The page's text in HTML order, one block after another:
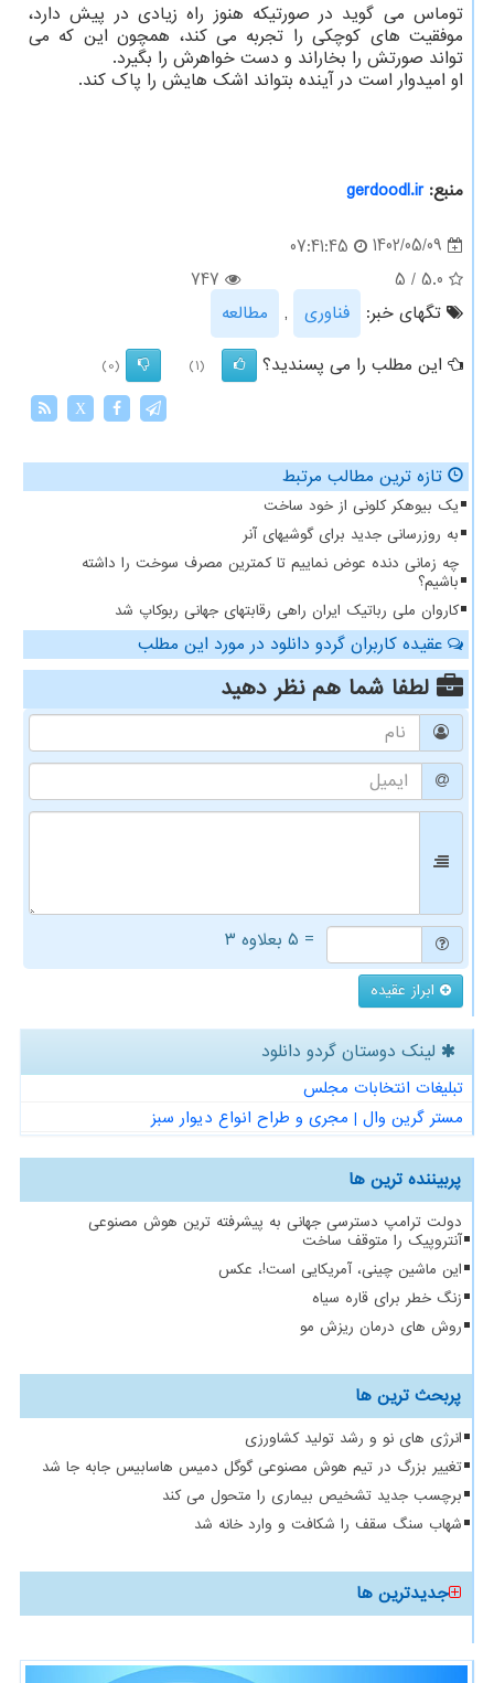
توماس می گوید در صورتیکه هنوز راه زیادی در پیش دارد،
موفقیت های کوچکی را تجربه می کند، همچون این که می
تواند صورتش را بخاراند و دست خواهرش را بگیرد.
او امیدوار است در آینده بتواند اشک هایش را پاک کند.
منبع:gerdoodl.ir
1402/05/09
07:41:45
5.0
/
5
747
تگهای خبر:
فناوری ,
مطالعه
این مطلب را می پسندید؟
(1)
(0)
X
تازه ترین مطالب مرتبط
یک بیوهکر کلونی از خود ساخت
به روزرسانی جدید برای گوشیهای آنر
چه زمانی دنده عوض نماییم تا کمترین مصرف سوخت را داشته
باشیم؟
کاروان ملی رباتیک ایران راهی رقابتهای جهانی ربوکاپ شد
عقیده کاربران گردو دانلود در مورد این مطلب
لطفا شما همنظر دهید
= ۵ بعلاوه ۳
ابراز عقیده
لینک دوستان گردو دانلود
تبلیغات انتخابات مجلس
مستر گرین وال | مجری و طراح انواع دیوار سبز
پربیننده ترین ها
دولت ترامپ دسترسی جهانی به پیشرفته ترین هوش مصنوعی
آنتروپیک را متوقف ساخت
این ماشین چینی، آمریکایی است!، عکس
زنگ خطر برای قاره سیاه
روش های درمان ریزش مو
پربحث ترین ها
انرژی های نو و رشد تولید کشاورزی
تغییر بزرگ در تیم هوش مصنوعی گوگل دمیس هاسابیس جابه جا شد
برچسب جدید تشخیص بیماری را متحول می کند
شهاب سنگ سقف را شکافت و وارد خانه شد
جدیدترین ها